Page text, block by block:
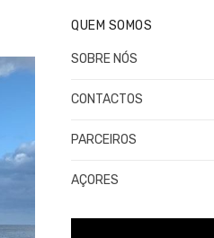
QUEM SOMOS
SOBRE NÓS
CONTACTOS
PARCEIROS
AÇORES